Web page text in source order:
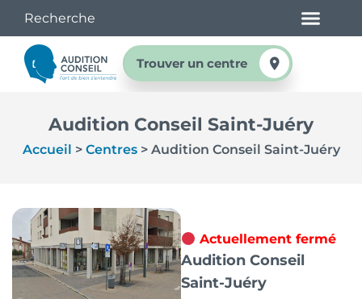
Trouver un centre
Audition Conseil Saint-Juéry
Accueil > Centres> Audition Conseil Saint-Juéry
Actuellement fermé
Audition Conseil
Saint-Juéry